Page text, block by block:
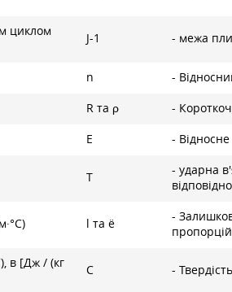
циклом
J-1 - межа
n -
R та ρ -
E -
T
- ударна
l та ë
-
в [Дж / (кг
C -